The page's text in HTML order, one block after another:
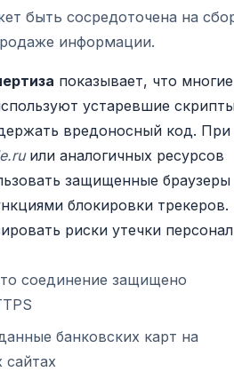
быть сосредоточена на
информации.
показывает, что многие
устаревшие
вредоносный код. При
или аналогичных ресурсов
защищенные браузеры
блокировки трекеров.
риски утечки
соединение защищено
банковских карт на
сайтах